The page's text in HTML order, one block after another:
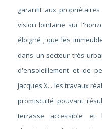
garantit aux
vision lointaine sur
éloigné ; que les
dans un secteur très
d'ensoleillement et de
Jacques X... les travaux
promiscuité pouvant
terrasse accessible